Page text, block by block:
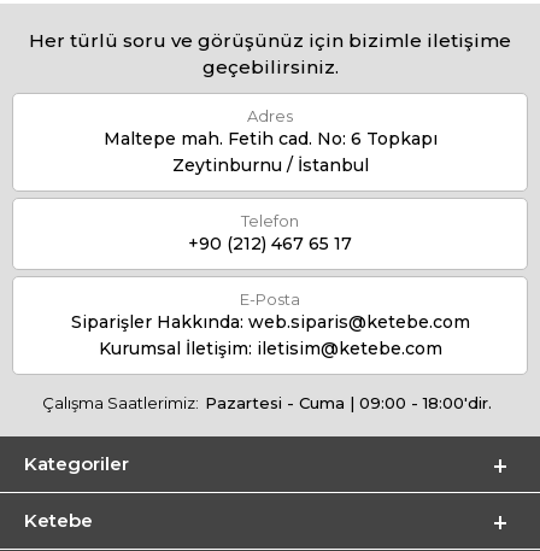
Her türlü soru ve görüşünüz için bizimle iletişime
geçebilirsiniz.
Adres
Maltepe mah. Fetih cad. No: 6 Topkapı
Zeytinburnu / İstanbul
Telefon
+90 (212) 467 65 17
E-Posta
Siparişler Hakkında: web.siparis@ketebe.com
Kurumsal İletişim: iletisim@ketebe.com
Çalışma Saatlerimiz: Pazartesi - Cuma | 09:00 - 18:00'dir.
Kategoriler
Ketebe